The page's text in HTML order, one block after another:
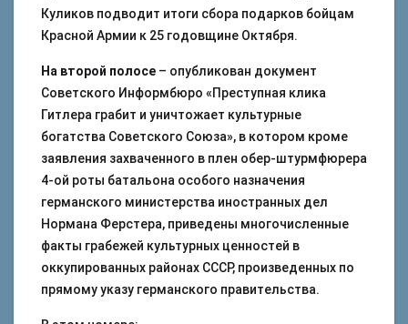
Куликов подводит итоги сбора подарков бойцам
Красной Армии к 25 годовщине Октября.
На второй полосе – опубликован документ
Советского Информбюро «Преступная клика
Гитлера грабит и уничтожает культурные
богатства Советского Союза», в котором кроме
заявления захваченного в плен обер-штурмфюрера
4-ой роты батальона особого назначения
германского министерства иностранных дел
Нормана Ферстера, приведены многочисленные
факты грабежей культурных ценностей в
оккупированных районах СССР, произведенных по
прямому указу германского правительства.